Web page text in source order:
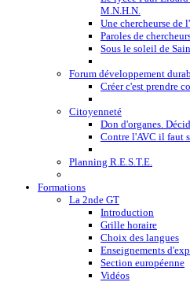
M.N.H.N.
Une chercheurse de
Paroles de
Sous le soleil de
Forum développement
Créer c'est prendre
Citoyenneté
Don d'organes.
Contre l'AVC il faut
Planning R.E.S.T.E.
Formations
La 2nde GT
Introduction
Grille horaire
Choix des langues
Enseignements
Section européenne
Vidéos